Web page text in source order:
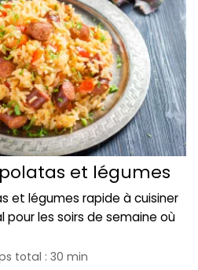
et légumes
et légumes rapide à cuisiner
pour les soirs de semaine où
total : 30 min